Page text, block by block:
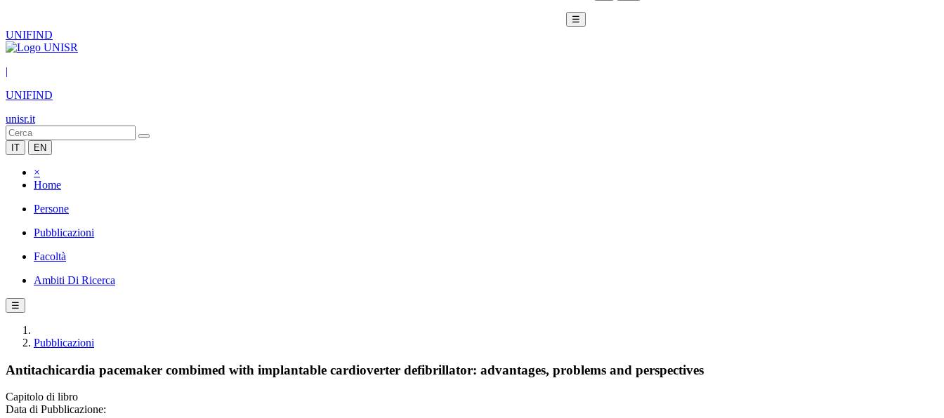
☰
UNIFIND
|
UNIFIND
unisr.it
IT EN
×
Home
Persone
Pubblicazioni
Facoltà
Ambiti Di Ricerca
☰
Pubblicazioni
Antitachicardia pacemaker combimed with implantable cardioverter defibrillator: advantages, problems and perspectives
Capitolo di libro
Data di Pubblicazione: